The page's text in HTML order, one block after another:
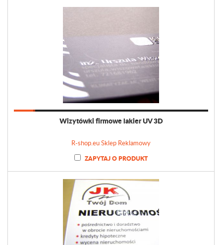
Wizytówki firmowe lakier UV 3D
R-shop.eu Sklep Reklamowy
ZAPYTAJ O PRODUKT